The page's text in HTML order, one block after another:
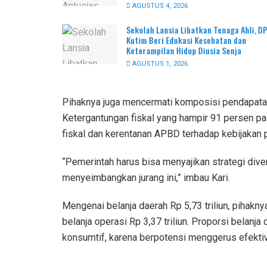
AGUSTUS 4, 2026
Sekolah Lansia Libatkan Tenaga Ahli,
Kutim Beri Edukasi Kesehatan dan
Keterampilan Hidup Diusia Senja
AGUSTUS 1, 2026
Pihaknya juga mencermati komposisi
Ketergantungan fiskal yang hampir 91 persen
fiskal dan kerentanan APBD terhadap kebijakan
“Pemerintah harus bisa menyajikan strategi
menyeimbangkan jurang ini,” imbau Kari.
Mengenai belanja daerah Rp 5,73 triliun,
belanja operasi Rp 3,37 triliun. Proporsi
konsumtif, karena berpotensi menggerus